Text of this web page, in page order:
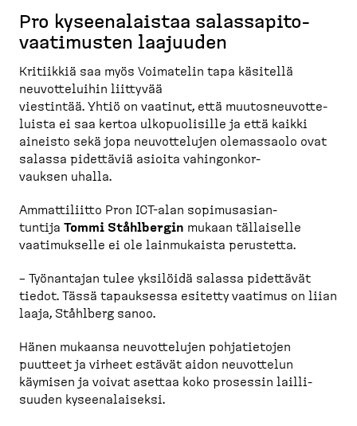
Pro kyseena­laistaa salassa­pi­to­
vaa­ti­musten laajuuden
Kritiikkiä saa myös Voimatelin tapa käsitellä
neuvot­te­luihin liittyvää
viestintää. Yhtiö on vaatinut, että muutos­neu­vot­te­
luista ei saa kertoa ulkopuo­lisille ja että kaikki
aineisto sekä jopa neuvot­telujen olemassaolo ovat
salassa pidettäviä asioita vahingon­kor­
vauksen uhalla.
Ammatti­liitto Pron ICT-​alan sopimus­asian­
tuntija Tommi Ståhlbergin mukaan tällaiselle
vaatimukselle ei ole lainmu­kaista perustetta.
– Työnantajan tulee yksilöidä salassa pidettävät
tiedot. Tässä tapauksessa esitetty vaatimus on liian
laaja, Ståhlberg sanoo.
Hänen mukaansa neuvot­telujen pohjatietojen
puutteet ja virheet estävät aidon neuvottelun
käymisen ja voivat asettaa koko prosessin lailli­
suuden kyseena­laiseksi.